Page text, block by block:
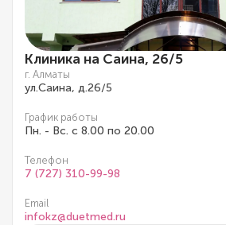
Клиника на Саина, 26/5
г. Алматы
ул.Саина, д.26/5
График работы
Пн. - Вс. с 8.00 по 20.00
Телефон
7 (727) 310-99-98
Email
infokz@duetmed.ru